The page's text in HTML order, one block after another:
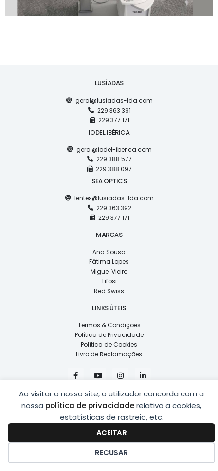
Ao visitar o nosso site, o utilizador concorda com a
nossa política de privacidaderelativa a cookies,
estatísticas de rastreio, etc.
ACEITAR
RECUSAR
LUSÍADAS
geral@lusiadas-lda.com
229 363 391
229 377 171
IODEL IBÉRICA
geral@iodel-iberica.com
229 388 577
229 388 097
SEA OPTICS
lentes@lusiadas-lda.com
229 363 392
229 377 171
MARCAS
Ana Sousa
Fátima Lopes
Miguel Vieira
Tifosi
Red Swiss
LINKS ÚTEIS
Termos & Condições
Política de Privacidade
Política de Cookies
Livro de Reclamações
F
a
e
o
o
k
Y
o
t
u
b
e
I
n
t
g
r
a
m
i
k
d
i
n
n
DESENVOLVIDO POR